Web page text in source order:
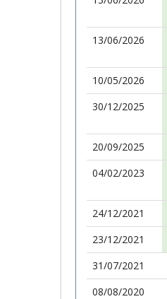
13/06/2026
10/05/2026
30/12/2025
20/09/2025
04/02/2023
24/12/2021
23/12/2021
31/07/2021
08/08/2020